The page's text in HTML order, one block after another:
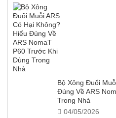
Bộ Xông Đuổi
Đúng Về ARS
Trong Nhà
04/05/2026